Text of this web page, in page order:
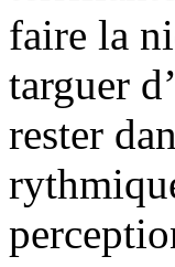
faire la
targuer
rester